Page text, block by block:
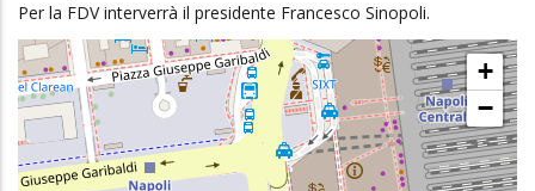
Per la FDV interverrà il presidente Francesco Sinopoli.
+
−